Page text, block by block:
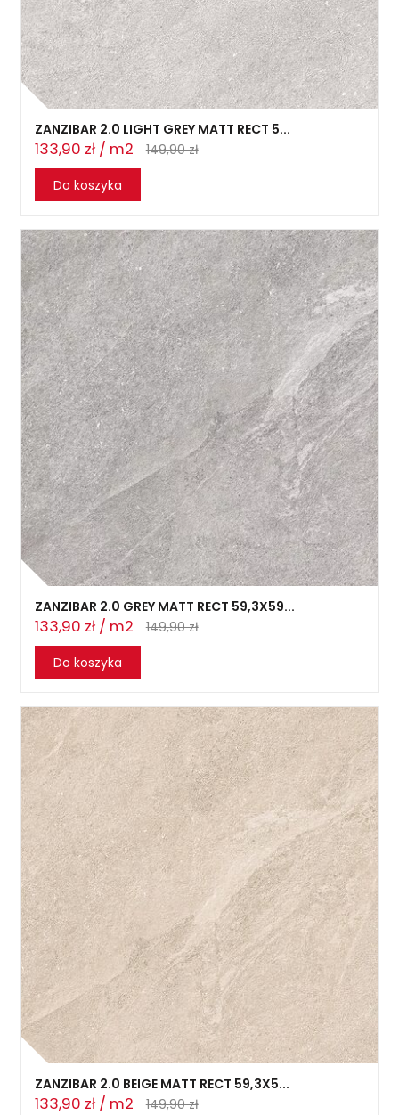
ZANZIBAR 2.0 LIGHT GREY MATT RECT 5...
133,90 zł / m2
149,90 zł
Do koszyka
ZANZIBAR 2.0 GREY MATT RECT 59,3X59...
133,90 zł / m2
149,90 zł
Do koszyka
ZANZIBAR 2.0 BEIGE MATT RECT 59,3X5...
133,90 zł / m2
149,90 zł